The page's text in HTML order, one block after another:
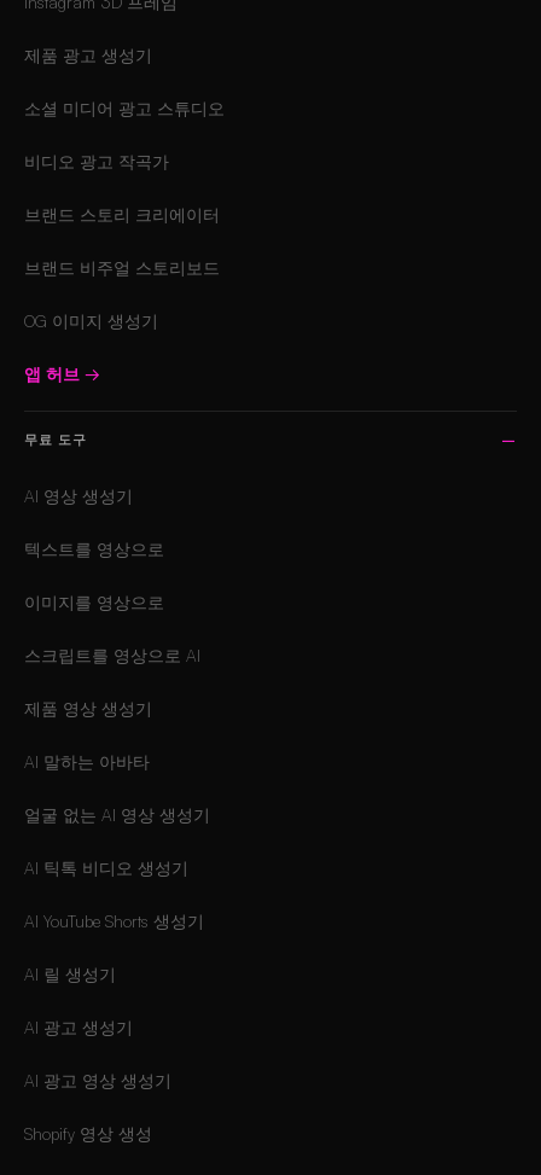
제품 광고 생성기
소셜 미디어 광고 스튜디오
비디오 광고 작곡가
브랜드 스토리 크리에이터
브랜드 비주얼 스토리보드
OG 이미지 생성기
앱 허브 →
무료 도구
AI 영상 생성기
텍스트를 영상으로
이미지를 영상으로
스크립트를 영상으로 AI
제품 영상 생성기
AI 말하는 아바타
얼굴 없는 AI 영상 생성기
AI 틱톡 비디오 생성기
AI YouTube Shorts 생성기
AI 릴 생성기
AI 광고 생성기
AI 광고 영상 생성기
Shopify 영상 생성